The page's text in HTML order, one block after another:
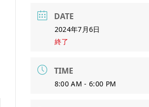
DATE
2024年7月6日
終了
TIME
8:00 AM - 6:00 PM